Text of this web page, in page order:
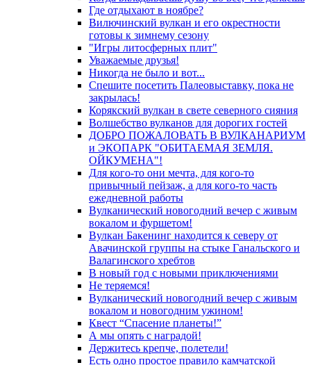
Где отдыхают в ноябре?
Вилючинский вулкан и его окрестности
готовы к зимнему сезону
"Игры литосферных плит"
Уважаемые друзья!
Никогда не было и вот...
Спешите посетить Палеовыставку, пока не
закрылась!
Корякский вулкан в свете северного сияния
Волшебство вулканов для дорогих гостей
ДОБРО ПОЖАЛОВАТЬ В ВУЛКАНАРИУМ
и ЭКОПАРК "ОБИТАЕМАЯ ЗЕМЛЯ.
ОЙКУМЕНА"!
Для кого-то они мечта, для кого-то
привычный пейзаж, а для кого-то часть
ежедневной работы
Вулканический новогодний вечер с живым
вокалом и фуршетом!
Вулкан Бакенинг находится к северу от
Авачинской группы на стыке Ганальского и
Валагинского хребтов
В новый год с новыми приключениями
Не теряемся!
Вулканический новогодний вечер с живым
вокалом и новогодним ужином!
Квест “Спасение планеты!”
А мы опять с наградой!
Держитесь крепче, полетели!
Есть одно простое правило камчатской